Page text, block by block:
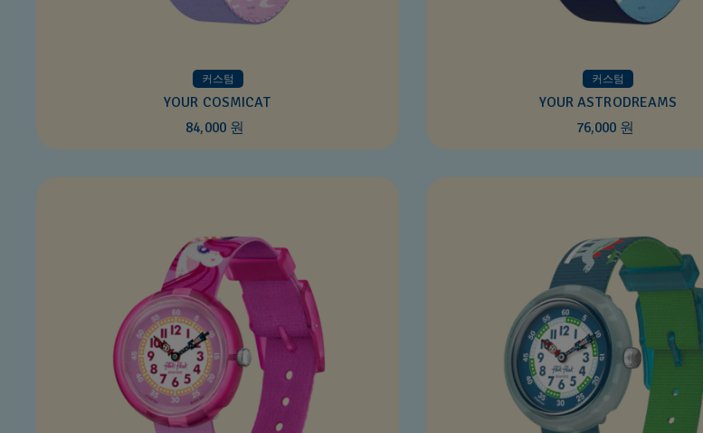
커스텀
YOUR COSMICAT
84,000 원
커스텀
YOUR ASTRODREAMS
76,000 원